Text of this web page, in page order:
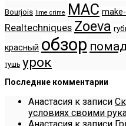
Bourjois lime crime MAC
Realtechniques Zoeva
красный обзор
тушь урок
Последние комментарии
Анастасия к записи
условиях своими
Анастасия к записи